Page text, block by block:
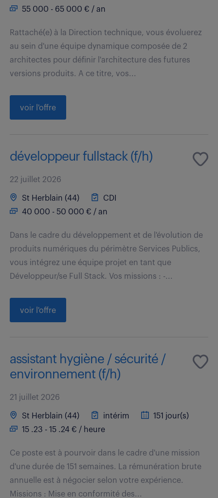
55 000 - 65 000 € / an
Rattaché(e) à la Direction technique, vous évoluerez
au sein d'une équipe dynamique composée de 2
architectes pour définir l'architecture des futures
versions produits. A ce titre, vos...
voir l'offre
développeur fullstack (f/h)
22 juillet 2026
St Herblain (44)
CDI
40 000 - 50 000 € / an
Dans le cadre du développement et de l'évolution de
produits numériques du périmètre Services Publics,
vous intégrez une équipe projet en tant que
Développeur/se Full Stack. Vos missions : -...
voir l'offre
assistant hygiène / sécurité /
environnement (f/h)
21 juillet 2026
St Herblain (44) intérim
151 jour(s)
15 .23 - 15 .24 € / heure
Ce poste est à pourvoir dans le cadre d'une mission
d'une durée de 151 semaines. La rémunération brute
annuelle est à négocier selon votre expérience.
Missions : Mise en conformité des...